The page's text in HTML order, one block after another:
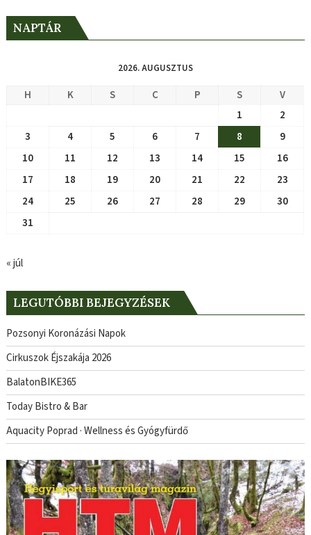
NAPTÁR
2026. AUGUSZTUS
H K S C P S
V
1
2
3
4 5 6 7 8
9
10
11 12 13 14 15
16
17
18 19 20 21 22
23
24
25 26 27 28 29
30
31
« júl
LEGUTÓBBI BEJEGYZÉSEK
Pozsonyi Koronázási Napok
Cirkuszok Éjszakája 2026
BalatonBIKE365
Today Bistro & Bar
Aquacity Poprad · Wellness és Gyógyfürdő